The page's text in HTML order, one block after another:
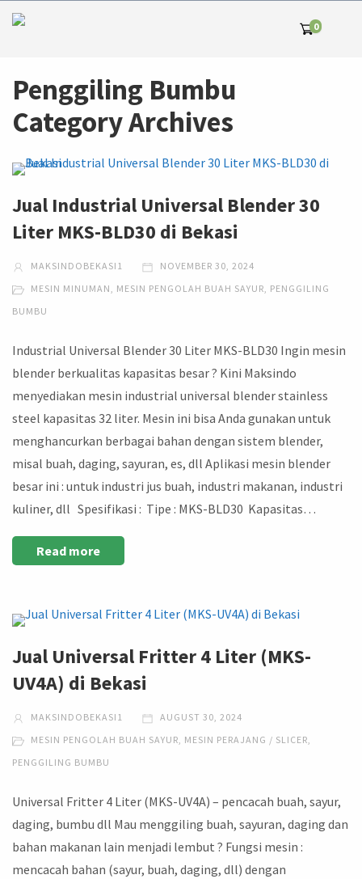
0
Penggiling Bumbu
Category Archives
Jual Industrial Universal Blender 30
Liter MKS-BLD30 di Bekasi
MAKSINDOBEKASI1
NOVEMBER 30, 2024
MESIN MINUMAN, MESIN PENGOLAH BUAH SAYUR, PENGGILING
BUMBU
Industrial Universal Blender 30 Liter MKS-BLD30 Ingin mesin
blender berkualitas kapasitas besar ? Kini Maksindo
menyediakan mesin industrial universal blender stainless
steel kapasitas 32 liter. Mesin ini bisa Anda gunakan untuk
menghancurkan berbagai bahan dengan sistem blender,
misal buah, daging, sayuran, es, dll Aplikasi mesin blender
besar ini : untuk industri jus buah, industri makanan, industri
kuliner, dll Spesifikasi : Tipe : MKS-BLD30 Kapasitas…
Read more
Jual Universal Fritter 4 Liter (MKS-
UV4A) di Bekasi
MAKSINDOBEKASI1
AUGUST 30, 2024
MESIN PENGOLAH BUAH SAYUR, MESIN PERAJANG / SLICER,
PENGGILING BUMBU
Universal Fritter 4 Liter (MKS-UV4A) – pencacah buah, sayur,
daging, bumbu dll Mau menggiling buah, sayuran, daging dan
bahan makanan lain menjadi lembut ? Fungsi mesin :
mencacah bahan (sayur, buah, daging, dll) dengan